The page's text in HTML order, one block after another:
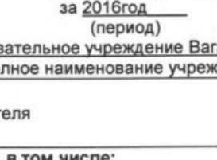
и захвате заложников
приема на обучение по
программам среднего
общего образования в
Тюменской области